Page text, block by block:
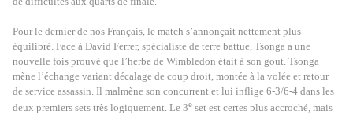
Pour le dernier de nos Français, le match s’annonçait nettement plus
équilibré. Face à David Ferrer, spécialiste de terre battue, Tsonga a une
nouvelle fois prouvé que l’herbe de Wimbledon était à son gout. Tsonga
mène l’échange variant décalage de coup droit, montée à la volée et retour
de service assassin. Il malmène son concurrent et lui inflige 6-3/6-4 dans les
deux premiers sets très logiquement. Le 3e set est certes plus accroché, mais